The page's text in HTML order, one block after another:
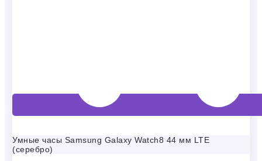
Умные часы Samsung Galaxy Watch8 44 мм LTE
(серебро)